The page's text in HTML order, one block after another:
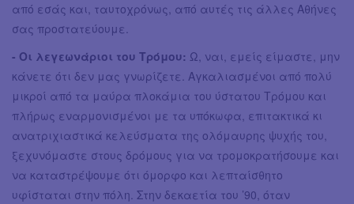
από εσάς και, ταυτοχρόνως, από αυτές τις άλλες Αθήνες
σας προστατεύουμε.
- Οι λεγεωνάριοι του Τρόμου: Ω, ναι, εμείς είμαστε, μην
κάνετε ότι δεν μας γνωρίζετε. Αγκαλιασμένοι από πολύ
μικροί από τα μαύρα πλοκάμια του ύστατου Τρόμου και
πλήρως εναρμονισμένοι με τα υπόκωφα, επιτακτικά κι
ανατριχιαστικά κελεύσματα της ολόμαυρης ψυχής του,
ξεχυνόμαστε στους δρόμους για να τρομοκρατήσουμε και
να καταστρέψουμε ότι όμορφο και λεπταίσθητο
υφίσταται στην πόλη. Στην δεκαετία του ’90, όταν